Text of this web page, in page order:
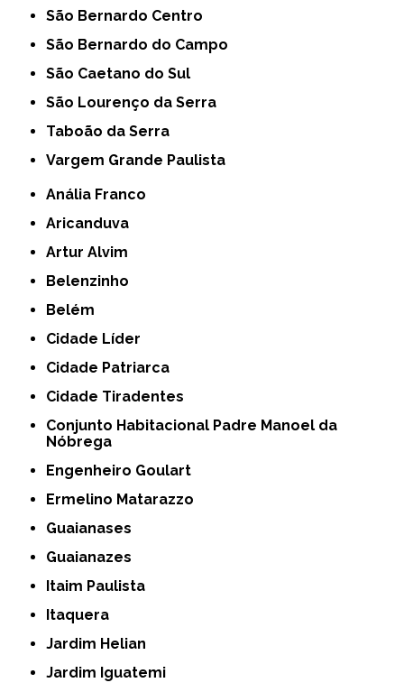
São Bernardo Centro
São Bernardo do Campo
São Caetano do Sul
São Lourenço da Serra
Taboão da Serra
Vargem Grande Paulista
Anália Franco
Aricanduva
Artur Alvim
Belenzinho
Belém
Cidade Líder
Cidade Patriarca
Cidade Tiradentes
Conjunto Habitacional Padre Manoel da
Nóbrega
Engenheiro Goulart
Ermelino Matarazzo
Guaianases
Guaianazes
Itaim Paulista
Itaquera
Jardim Helian
Jardim Iguatemi